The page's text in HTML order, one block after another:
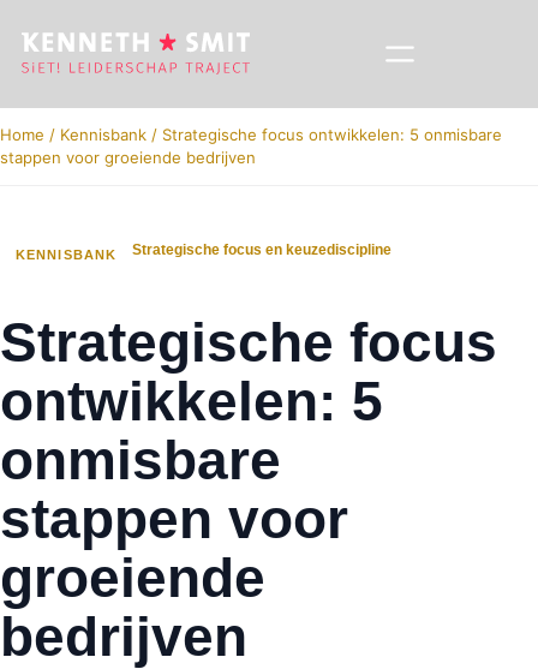
Home / Kennisbank / Strategische focus ontwikkelen: 5 onmisbare
stappen voor groeiende bedrijven
KENNISBANK Strategische focus en keuzediscipline
Strategische focus
ontwikkelen: 5
onmisbare
stappen voor
groeiende
bedrijven